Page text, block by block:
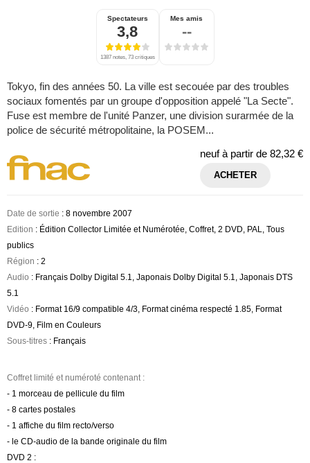
Spectateurs
3,8
1387 notes, 73 critiques
Mes amis
--
Tokyo, fin des années 50. La ville est secouée par des troubles
sociaux fomentés par un groupe d'opposition appelé "La Secte".
Fuse est membre de l'unité Panzer, une division surarmée de la
police de sécurité métropolitaine, la POSEM...
neuf à partir de 82,32 €
ACHETER
Date de sortie : 8 novembre 2007
Edition : Édition Collector Limitée et Numérotée, Coffret, 2 DVD, PAL, Tous
publics
Région : 2
Audio : Français Dolby Digital 5.1, Japonais Dolby Digital 5.1, Japonais DTS
5.1
Vidéo : Format 16/9 compatible 4/3, Format cinéma respecté 1.85, Format
DVD-9, Film en Couleurs
Sous-titres : Français
Coffret limité et numéroté contenant :
- 1 morceau de pellicule du film
- 8 cartes postales
- 1 affiche du film recto/verso
- le CD-audio de la bande originale du film
DVD 2 :